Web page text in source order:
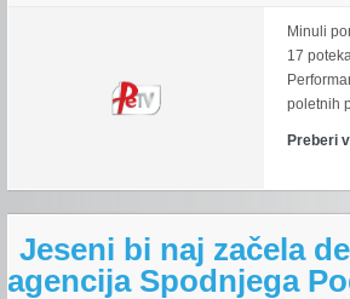
Minuli
17
poletnih
Preberi
Jeseni bi naj začela
agencija Spodnjega